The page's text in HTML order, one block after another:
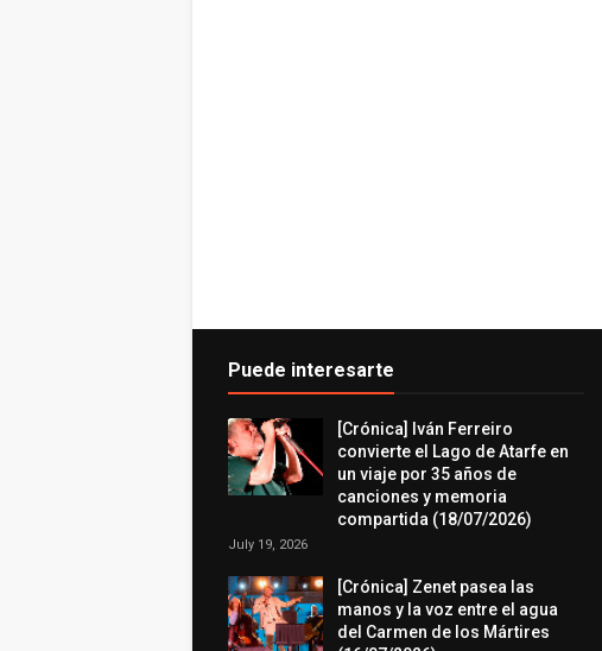
Puede interesarte
[Crónica] Iván Ferreiro
convierte el Lago de Atarfe en
un viaje por 35 años de
canciones y memoria
compartida (18/07/2026)
July 19, 2026
[Crónica] Zenet pasea las
manos y la voz entre el agua
del Carmen de los Mártires